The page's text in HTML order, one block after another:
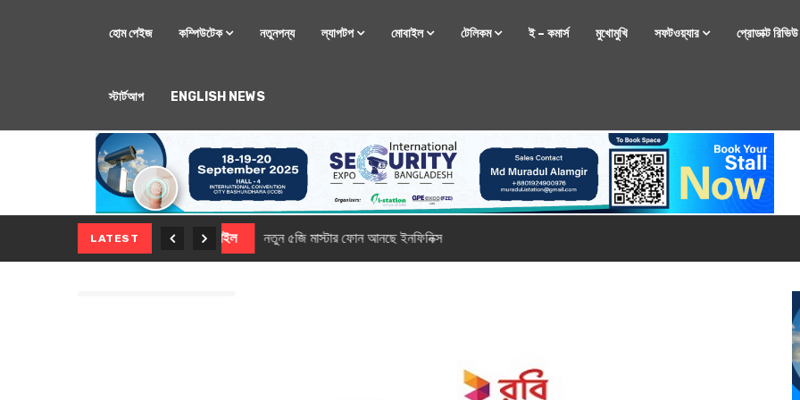
হোম পেইজ কম্পিউটেক নতুনপন্য ল্যাপটপ মোবাইল টেলিকম ই – কমার্স মুখোমুখি সফটওয়্যার প্রোডাক্ট রিভিউ
স্টার্টআপ ENGLISH NEWS
LATEST মোবাইল নতুন সি-সিরিজ স্মার্টফোন নিয়ে আসছে রিয়েলমি